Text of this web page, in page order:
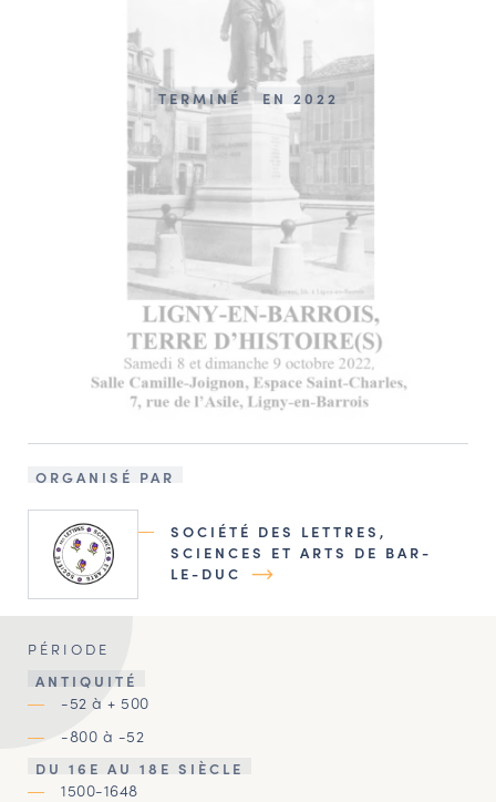
TERMINÉ EN 2022
ORGANISÉ PAR
SOCIÉTÉ DES LETTRES,
SCIENCES ET ARTS DE BAR-
LE-DUC
PÉRIODE
ANTIQUITÉ
-52 à + 500
-800 à -52
DU 16E AU 18E SIÈCLE
1500-1648